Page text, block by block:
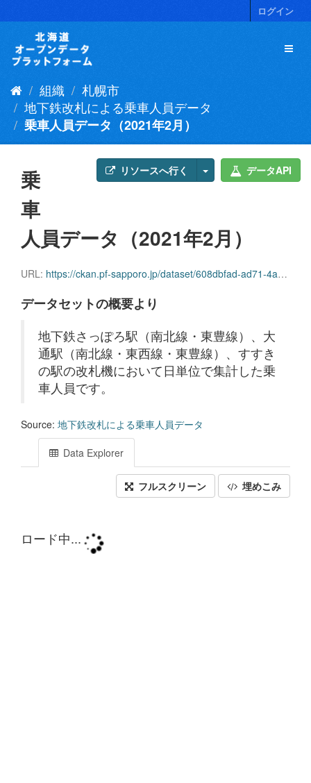
キ
ログイン
組織
札幌市
地下鉄改札による乗車人員データ
乗車人員データ（2021年2月）
リソースへ行く データAPI
乗
車
人員データ（2021年2月）
URL: https://ckan.pf-sapporo.jp/dataset/608dbfad-ad71-4a06-82ff-f77715c5b8c2/resource/270ae01c-d185-4211-ab09-e9ef174f1751/download/jyosyajinninn2021.2.csv
データセットの概要より
地下鉄さっぽろ駅（南北線・東豊線）、大
通駅（南北線・東西線・東豊線）、すすき
の駅の改札機において日単位で集計した乗
車人員です。
Source: 地下鉄改札による乗車人員データ
Data Explorer
フルスクリーン 埋めこみ